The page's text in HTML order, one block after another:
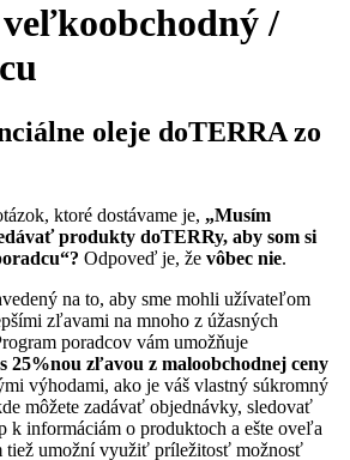
/
oleje doTERRA zo
ktoré dostávame je, „Musím
produkty doTERRy, aby som si
Odpoveď je, že vôbec nie.
na to, aby sme mohli užívateľom
zľavami na mnoho z úžasných
poradcov vám umožňuje
zľavou z maloobchodnej ceny
výhodami, ako je váš vlastný súkromný
môžete zadávať objednávky, sledovať
k informáciám o produktoch a ešte oveľa
tiež umožní využiť príležitosť možnosť